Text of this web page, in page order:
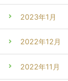
2023年1月
2022年12月
2022年11月